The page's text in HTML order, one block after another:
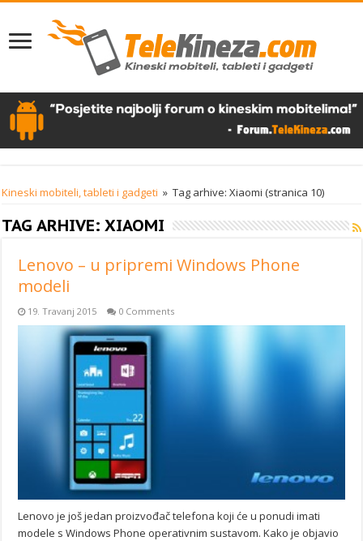
Kineski mobiteli, tableti i gadgeti » Tag arhive: Xiaomi (stranica 10)
TAG ARHIVE:XIAOMI
Lenovo – u pripremi Windows Phone
modeli
19. Travanj 2015 0 Comments
Lenovo je još jedan proizvođač telefona koji će u ponudi imati
modele s Windows Phone operativnim sustavom. Kako je objavio